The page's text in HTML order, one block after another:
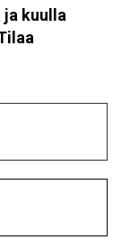
kuulla